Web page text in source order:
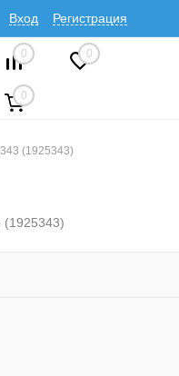
Вход Регистрация
0 0
0
(1925343)
(1925343)